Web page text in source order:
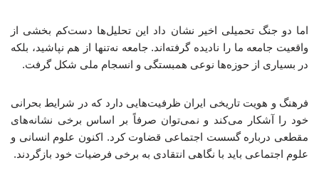
اما دو جنگ تحمیلی اخیر نشان داد این تحلیل‌ها دست‌کم بخشی از
واقعیت جامعه ما را نادیده گرفته‌اند. جامعه نه‌تنها از هم نپاشید، بلکه
در بسیاری از حوزه‌ها نوعی همبستگی و انسجام ملی شکل گرفت.
فرهنگ و هویت تاریخی ایران ظرفیت‌هایی دارد که در شرایط بحرانی
خود را آشکار می‌کند و نمی‌توان صرفاً بر اساس برخی نشانه‌های
مقطعی درباره گسست اجتماعی قضاوت کرد. اکنون علوم انسانی و
علوم اجتماعی باید با نگاهی انتقادی به برخی فرضیات خود بازگردند.